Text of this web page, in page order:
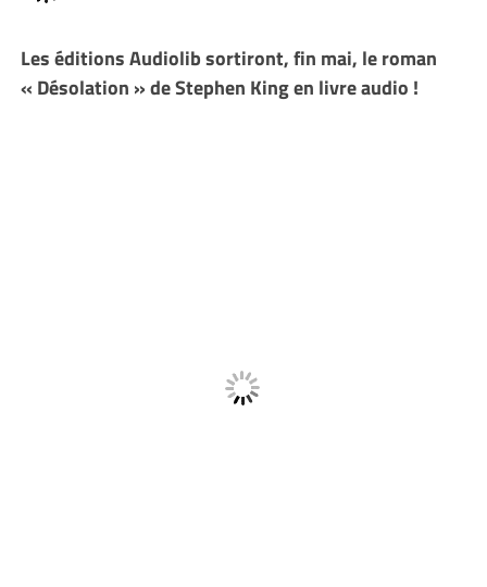
Les éditions Audiolib sortiront, fin mai, le roman
« Désolation » de Stephen King en livre audio !